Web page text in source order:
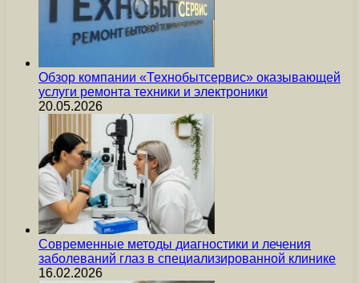
Обзор компании «Технобытсервис» оказывающей
услуги ремонта техники и электроники
20.05.2026
Современные методы диагностики и лечения
заболеваний глаз в специализированной клинике
16.02.2026